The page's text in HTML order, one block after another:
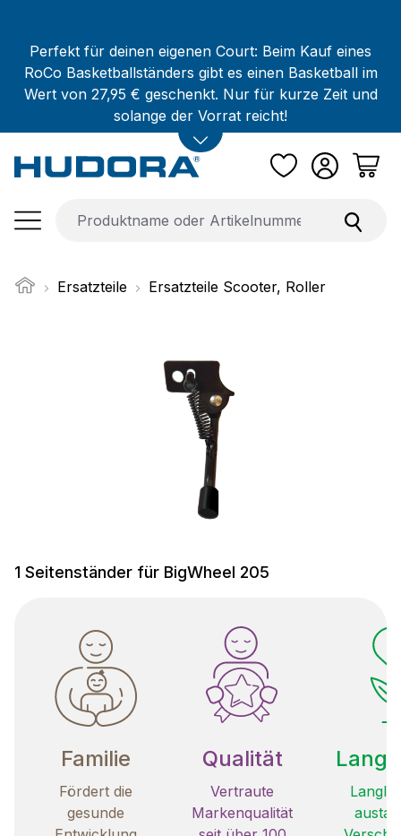
Perfekt für deinen eigenen Court: Beim Kauf eines
RoCo Basketballständers gibt es einen Basketball im
Wert von 27,95 € geschenkt. Nur für kurze Zeit und
solange der Vorrat reicht!
Ersatzteile Ersatzteile Scooter, Roller
1 Seitenständer für BigWheel 205
Familie
Fördert die
gesunde
Qualität
Vertraute
Markenqualität